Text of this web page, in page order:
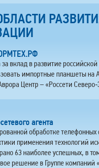
вклад в развитие
импортные планшеты на
Центр – «Россети
агента
обработке
применения технологий
63 наиболее успешных, в
решение в Группе компаний